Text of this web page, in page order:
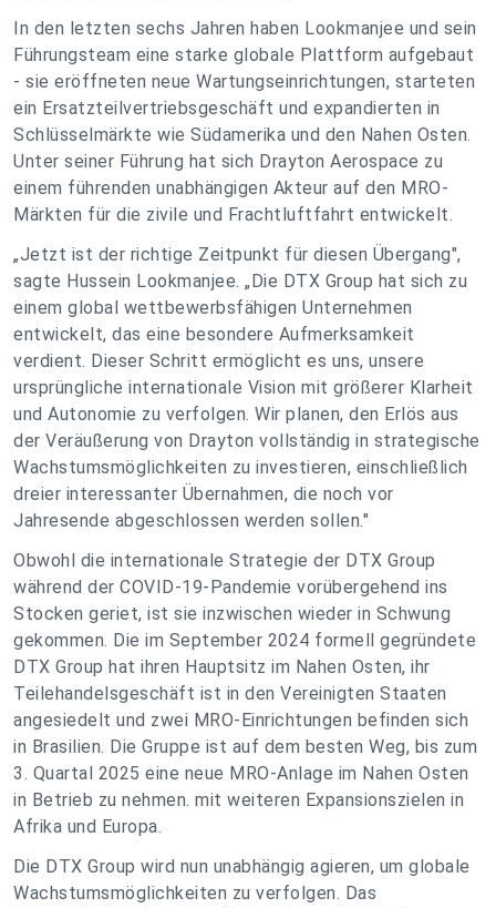
In den letzten sechs Jahren haben Lookmanjee und sein
Führungsteam eine starke globale Plattform aufgebaut
- sie eröffneten neue Wartungseinrichtungen, starteten
ein Ersatzteilvertriebsgeschäft und expandierten in
Schlüsselmärkte wie Südamerika und den Nahen Osten.
Unter seiner Führung hat sich Drayton Aerospace zu
einem führenden unabhängigen Akteur auf den MRO-
Märkten für die zivile und Frachtluftfahrt entwickelt.
„Jetzt ist der richtige Zeitpunkt für diesen Übergang",
sagte Hussein Lookmanjee. „Die DTX Group hat sich zu
einem global wettbewerbsfähigen Unternehmen
entwickelt, das eine besondere Aufmerksamkeit
verdient. Dieser Schritt ermöglicht es uns, unsere
ursprüngliche internationale Vision mit größerer Klarheit
und Autonomie zu verfolgen. Wir planen, den Erlös aus
der Veräußerung von Drayton vollständig in strategische
Wachstumsmöglichkeiten zu investieren, einschließlich
dreier interessanter Übernahmen, die noch vor
Jahresende abgeschlossen werden sollen."
Obwohl die internationale Strategie der DTX Group
während der COVID-19-Pandemie vorübergehend ins
Stocken geriet, ist sie inzwischen wieder in Schwung
gekommen. Die im September 2024 formell gegründete
DTX Group hat ihren Hauptsitz im Nahen Osten, ihr
Teilehandelsgeschäft ist in den Vereinigten Staaten
angesiedelt und zwei MRO-Einrichtungen befinden sich
in Brasilien. Die Gruppe ist auf dem besten Weg, bis zum
3. Quartal 2025 eine neue MRO-Anlage im Nahen Osten
in Betrieb zu nehmen. mit weiteren Expansionszielen in
Afrika und Europa.
Die DTX Group wird nun unabhängig agieren, um globale
Wachstumsmöglichkeiten zu verfolgen. Das